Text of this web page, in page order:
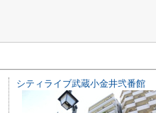
シティライブ武蔵小金井弐番館